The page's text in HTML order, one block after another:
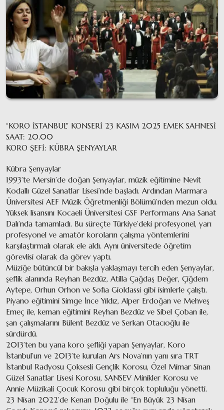
“KORO İSTANBUL" KONSERİ 23 KASIM 2025 EMEK SAHNESİ
SAAT: 20.00
KORO ŞEFİ: KÜBRA ŞENYAYLAR
Kübra Şenyaylar
1993’te Mersin’de doğan Şenyaylar, müzik eğitimine Nevit
Kodallı Güzel Sanatlar Lisesi’nde başladı. Ardından Marmara
Üniversitesi AEF Müzik Öğretmenliği Bölümü’nden mezun oldu.
Yüksek lisansını Kocaeli Üniversitesi GSF Performans Ana Sanat
Dalı’nda tamamladı. Bu süreçte Türkiye’deki profesyonel, yarı
profesyonel ve amatör koroların çalışma yöntemlerini
karşılaştırmalı olarak ele aldı. Aynı üniversitede öğretim
görevlisi olarak da görev yaptı.
Müziğe bütüncül bir bakışla yaklaşmayı tercih eden Şenyaylar,
şeflik alanında Reyhan Bezdüz, Atilla Çağdaş Değer, Çiğdem
Aytepe, Orhun Orhon ve Sofia Gioldassi gibi isimlerle çalıştı.
Piyano eğitimini Simge İnce Yıldız, Alper Erdoğan ve Mehveş
Emeç ile, keman eğitimini Reyhan Bezdüz ve Sibel Çoban ile,
şan çalışmalarını Bülent Bezdüz ve Serkan Otacıoğlu ile
sürdürdü.
2013’ten bu yana koro şefliği yapan Şenyaylar, Koro
İstanbul’un ve 2013’te kurulan Ars Nova’nın yanı sıra TRT
İstanbul Radyosu Çoksesli Gençlik Korosu, Özel Mimar Sinan
Güzel Sanatlar Lisesi Korosu, SANSEV Minikler Korosu ve
Annie Müzikali Çocuk Korosu gibi birçok topluluğu yönetti.
23 Nisan 2022’de Kenan Doğulu ile “En Büyük 23 Nisan